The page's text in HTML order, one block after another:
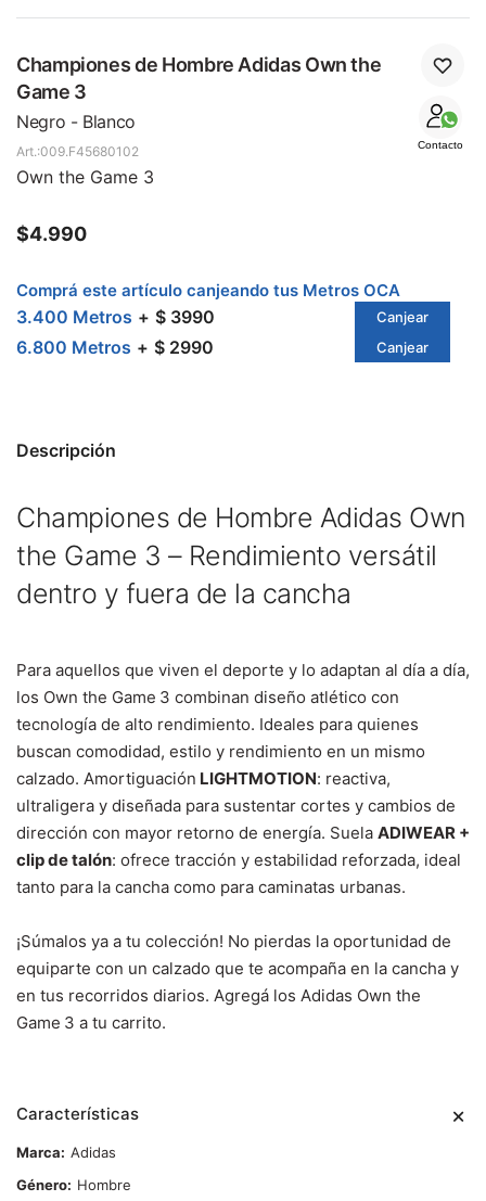
Championes de Hombre Adidas Own the
Game 3
Negro - Blanco
Contacto
009.F45680102
Own the Game 3
$4.990
Comprá este artículo canjeando tus Metros OCA
3.400 Metros $ 3990 Canjear
6.800 Metros $ 2990 Canjear
Descripción
Championes de Hombre Adidas Own
the Game 3 – Rendimiento versátil
dentro y fuera de la cancha
Para aquellos que viven el deporte y lo adaptan al día a día,
los Own the Game 3 combinan diseño atlético con
tecnología de alto rendimiento. Ideales para quienes
buscan comodidad, estilo y rendimiento en un mismo
calzado. Amortiguación LIGHTMOTION: reactiva,
ultraligera y diseñada para sustentar cortes y cambios de
dirección con mayor retorno de energía. Suela ADIWEAR +
clip de talón: ofrece tracción y estabilidad reforzada, ideal
tanto para la cancha como para caminatas urbanas.
¡Súmalos ya a tu colección! No pierdas la oportunidad de
equiparte con un calzado que te acompaña en la cancha y
en tus recorridos diarios. Agregá los Adidas Own the
Game 3 a tu carrito.
Características
Marca
Adidas
Género
Hombre